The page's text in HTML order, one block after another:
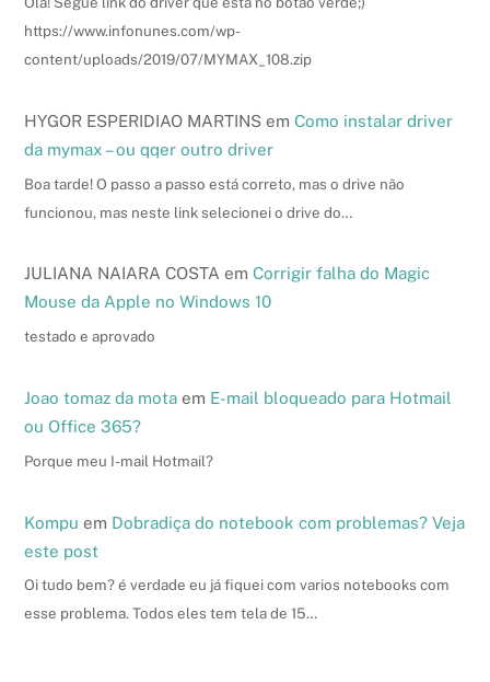
https://www.infonunes.com/wp-
content/uploads/2019/07/MYMAX_108.zip
HYGOR ESPERIDIAO MARTINS emComo instalar driver
da mymax – ou qqer outro driver
Boa tarde! O passo a passo está correto, mas o drive não
funcionou, mas neste link selecionei o drive do…
JULIANA NAIARA COSTA emCorrigir falha do Magic
Mouse da Apple no Windows 10
testado e aprovado
Joao tomaz da mota em E-mail bloqueado para Hotmail
ou Office 365?
Porque meu I-mail Hotmail?
Kompu em Dobradiça do notebook com problemas? Veja
este post
Oi tudo bem? é verdade eu já fiquei com varios notebooks com
esse problema. Todos eles tem tela de 15…